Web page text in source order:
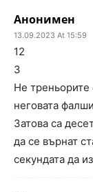
Анонимен
13.09.2023 At 15:59
12
3
Не треньорите
неговата
Затова са
да се върнат
секундата да